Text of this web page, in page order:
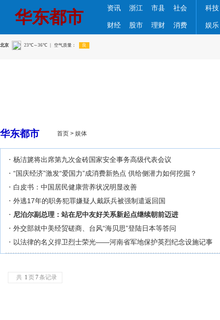
华东都市 资讯 浙江 市县 社会
财经 股市 理财 消费
科技
娱乐
华东都市 首页 > 娱体
杨洁篪将出席第九次金砖国家安全事务高级代表会议
“国庆经济”激发“爱国力”成消费新热点 供给侧潜力如何挖掘？
白皮书：中国居民健康营养状况明显改善
外逃17年的职务犯罪嫌疑人戴跃兵被强制遣返回国
尼泊尔副总理：站在尼中友好关系新起点继续朝前迈进
外交部就中美经贸磋商、台风“海贝思”登陆日本等答问
以法律的名义捍卫烈士荣光——河南省军地保护英烈纪念设施记事
共 1 页7条记录